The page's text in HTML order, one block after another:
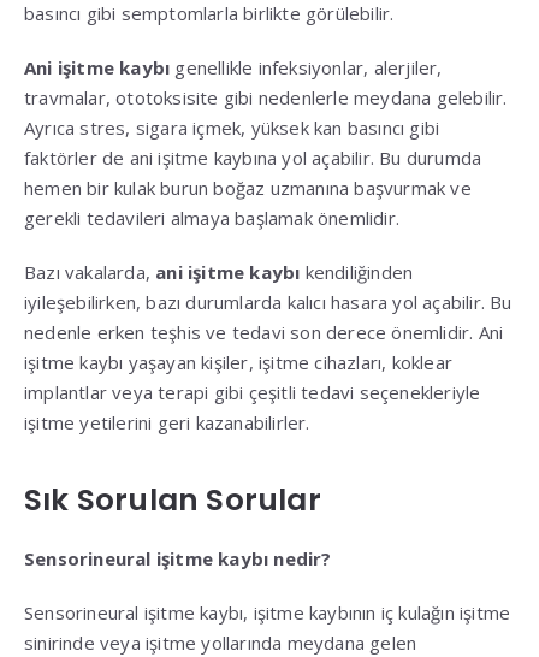
basıncı gibi semptomlarla birlikte görülebilir.
Ani işitme kaybı genellikle infeksiyonlar, alerjiler,
travmalar, ototoksisite gibi nedenlerle meydana gelebilir.
Ayrıca stres, sigara içmek, yüksek kan basıncı gibi
faktörler de ani işitme kaybına yol açabilir. Bu durumda
hemen bir kulak burun boğaz uzmanına başvurmak ve
gerekli tedavileri almaya başlamak önemlidir.
Bazı vakalarda, ani işitme kaybı kendiliğinden
iyileşebilirken, bazı durumlarda kalıcı hasara yol açabilir. Bu
nedenle erken teşhis ve tedavi son derece önemlidir. Ani
işitme kaybı yaşayan kişiler, işitme cihazları, koklear
implantlar veya terapi gibi çeşitli tedavi seçenekleriyle
işitme yetilerini geri kazanabilirler.
Sık Sorulan Sorular
Sensorineural işitme kaybı nedir?
Sensorineural işitme kaybı, işitme kaybının iç kulağın işitme
sinirinde veya işitme yollarında meydana gelen